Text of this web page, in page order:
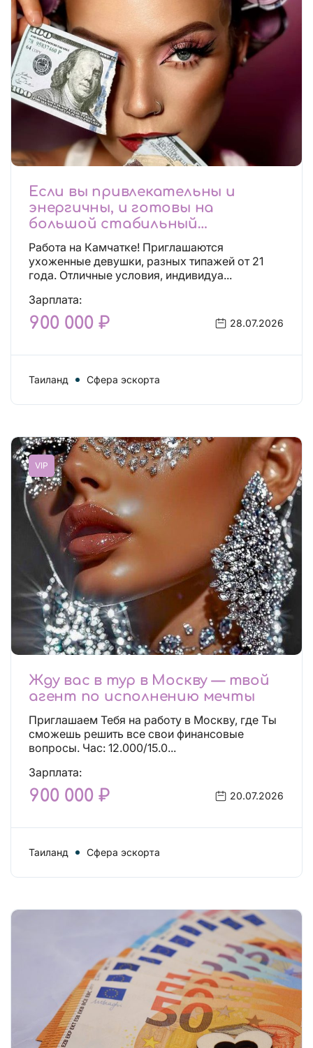
Если вы привлекательны и
энергичны, и готовы на
большой стабильный
заработок, тогда вы уже нашли,
что искали!
Работа на Камчатке! Приглашаются
ухоженные девушки, разных типажей от 21
года. Отличные условия, индивидуа...
Зарплата:
900 000 ₽ 28.07.2026
Таиланд Сфера эскорта
VIP
Жду вас в тур в Москву — твой
агент по исполнению мечты
Приглашаем Тебя на работу в Москву, где Ты
сможешь решить все свои финансовые
вопросы. Час: 12.000/15.0...
Зарплата:
900 000 ₽ 20.07.2026
Таиланд Сфера эскорта